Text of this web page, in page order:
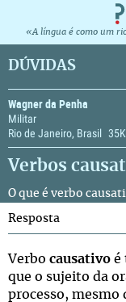
«A língua é como um
DÚVIDAS
Wagner da Penha
Militar
Rio de Janeiro, Brasil 35K
Verbos
O que é verbo
Resposta
Verbo causativo é
que o sujeito da
processo, mesmo